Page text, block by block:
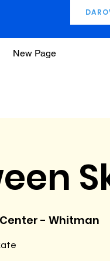
New Page
- Whitman